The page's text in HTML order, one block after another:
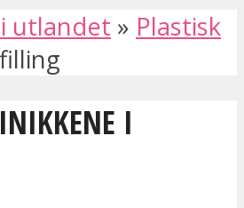
utlandet » Plastisk
I